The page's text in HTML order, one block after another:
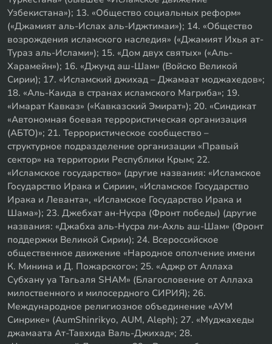
Узбекистана»); 13. «Общество социальных реформ»
(«Джамият аль-Ислах аль-Иджтимаи»); 14. «Общество
возрождения исламского наследия» («Джамият Ихья ат-
Тураз аль-Ислами»); 15. «Дом двух святых» («Аль-
Харамейн»); 16. «Джунд аш-Шам» (Войско Великой
Сирии); 17. «Исламский джихад – Джамаат моджахедов»;
18. «Аль-Каида в странах исламского Магриба»; 19.
«Имарат Кавказ» («Кавказский Эмират»); 20. «Синдикат
«Автономная боевая террористическая организация
(АБТО)»; 21. Террористическое сообщество –
структурное подразделение организации «Правый
сектор» на территории Республики Крым; 22.
«Исламское государство» (другие названия: «Исламское
Государство Ирака и Сирии», «Исламское Государство
Ирака и Леванта», «Исламское Государство Ирака и
Шама»); 23. Джебхат ан-Нусра (Фронт победы) (другие
названия: «Джабха аль-Нусра ли-Ахль аш-Шам» (Фронт
поддержки Великой Сирии); 24. Всероссийское
общественное движение «Народное ополчение имени
К. Минина и Д. Пожарского»; 25. «Аджр от Аллаха
Субхану уа Тагьаля SHAM» (Благословение от Аллаха
милоственного и милосердного СИРИЯ); 26.
Международное религиозное объединение «АУМ
Синрике» (AumShinrikyo, AUM, Aleph); 27. «Муджахеды
джамаата Ат-Тавхида Валь-Джихад»; 28.